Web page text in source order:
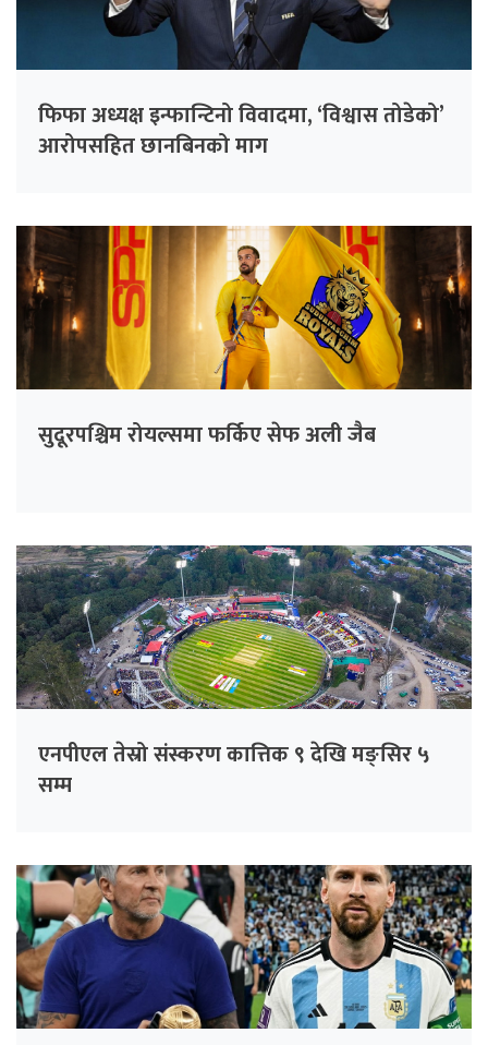
फिफा अध्यक्ष इन्फान्टिनो विवादमा, ‘विश्वास तोडेको’
आरोपसहित छानबिनको माग
सुदूरपश्चिम रोयल्समा फर्किए सेफ अली जैब
एनपीएल तेस्रो संस्करण कात्तिक ९ देखि मङ्सिर ५
सम्म